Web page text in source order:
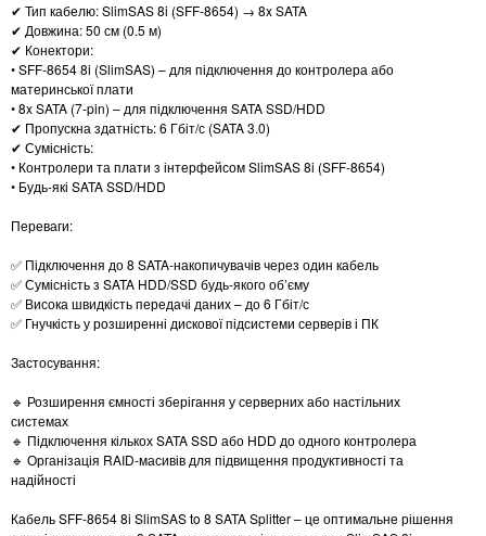
✔ Тип кабелю: SlimSAS 8i (SFF-8654) → 8x SATA
✔ Довжина: 50 см (0.5 м)
✔ Конектори:
• SFF-8654 8i (SlimSAS) – для підключення до контролера або
материнської плати
• 8x SATA (7-pin) – для підключення SATA SSD/HDD
✔ Пропускна здатність: 6 Гбіт/с (SATA 3.0)
✔ Сумісність:
• Контролери та плати з інтерфейсом SlimSAS 8i (SFF-8654)
• Будь-які SATA SSD/HDD
Переваги:
✅ Підключення до 8 SATA-накопичувачів через один кабель
✅ Сумісність з SATA HDD/SSD будь-якого об’єму
✅ Висока швидкість передачі даних – до 6 Гбіт/с
✅ Гнучкість у розширенні дискової підсистеми серверів і ПК
Застосування:
🔹 Розширення ємності зберігання у серверних або настільних
системах
🔹 Підключення кількох SATA SSD або HDD до одного контролера
🔹 Організація RAID-масивів для підвищення продуктивності та
надійності
Кабель SFF-8654 8i SlimSAS to 8 SATA Splitter – це оптимальне рішення